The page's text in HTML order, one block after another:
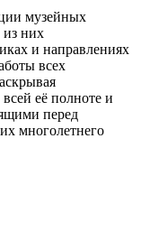
музейных
из них
и направлениях
всех
её полноте и
перед
многолетнего